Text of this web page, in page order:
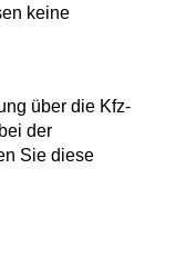
keine
über die Kfz-
der
Sie diese